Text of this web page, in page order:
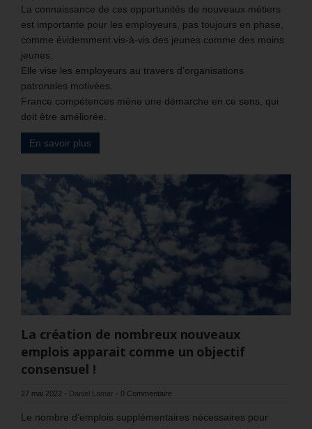
La connaissance de ces opportunités de nouveaux métiers
est importante pour les employeurs, pas toujours en phase,
comme évidemment vis-à-vis des jeunes comme des moins
jeunes.
Elle vise les employeurs au travers d’organisations
patronales motivées.
France compétences mène une démarche en ce sens, qui
doit être améliorée.
En savoir plus
La création de nombreux nouveaux
emplois apparait comme un objectif
consensuel !
27 mai 2022 - Daniel Lamar - 0 Commentaire
Le nombre d’emplois supplémentaires nécessaires pour